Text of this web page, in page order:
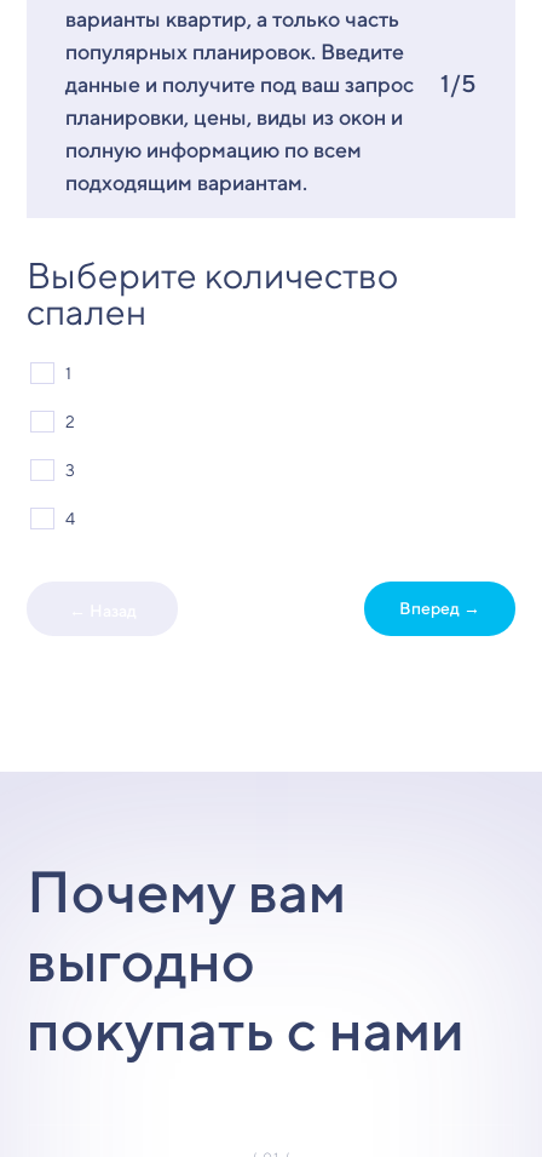
варианты квартир, а только часть
популярных планировок. Введите
данные и получите под ваш запрос
планировки, цены, виды из окон и
полную информацию по всем
подходящим вариантам.
1/5
Выберите количество
спален
1
2
3
4
Вперед →
Почему вам
выгодно
покупать с нами